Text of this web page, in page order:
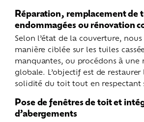
Réparation, remplacement de
endommagées ou rénovation
Selon l’état de la couverture,
manière ciblée sur les tuiles
manquantes, ou procédons à une
globale. L’objectif est de restaurer
solidité du toit tout en respectant
Pose de fenêtres de toit et
d’abergements